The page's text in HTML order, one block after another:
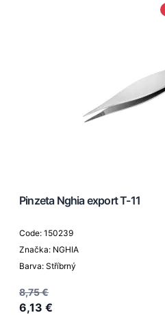
Pinzeta Nghia export T-11
Code: 150239
Značka: NGHIA
Barva: Stříbrný
8,75 €
6,13 €